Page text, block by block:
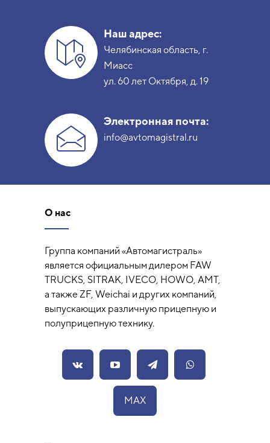
Наш адрес:
Челябинская область, г.
Миасс
ул. 60 лет Октября, д. 19
Электронная почта:
info@avtomagistral.ru
О нас
Группа компаний «Автомагистраль»
является официальным дилером FAW
TRUCKS, SITRAK, IVECO, HOWO, AMT,
а также ZF, Weichai и других компаний,
выпускающих различную прицепную и
полуприцепную технику.
MAX